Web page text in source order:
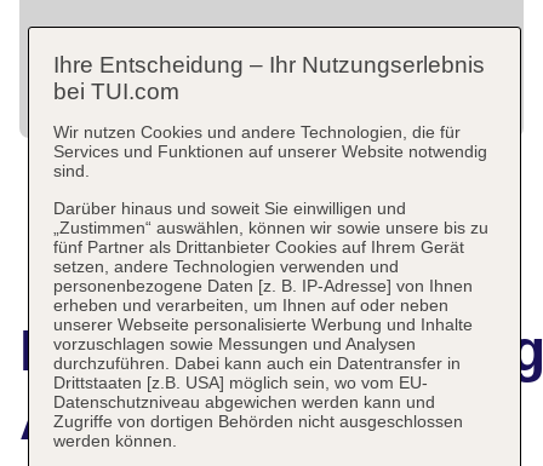
Astir Beach Hotel
Ihre Entscheidung – Ihr Nutzungserlebnis
bei TUI.com
Wir nutzen Cookies und andere Technologien, die für
Services und Funktionen auf unserer Website notwendig
sind.
Darüber hinaus und soweit Sie einwilligen und
„Zustimmen“ auswählen, können wir sowie unsere bis zu
fünf Partner als Drittanbieter Cookies auf Ihrem Gerät
setzen, andere Technologien verwenden und
personenbezogene Daten [z. B. IP-Adresse] von Ihnen
erheben und verarbeiten, um Ihnen auf oder neben
unserer Webseite personalisierte Werbung und Inhalte
vorzuschlagen sowie Messungen und Analysen
durchzuführen. Dabei kann auch ein Datentransfer in
Drittstaaten [z.B. USA] möglich sein, wo vom EU-
Datenschutzniveau abgewichen werden kann und
Zugriffe von dortigen Behörden nicht ausgeschlossen
werden können.